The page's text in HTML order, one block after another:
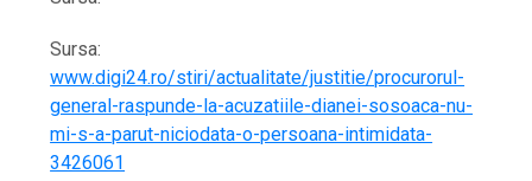
Sursa:
www.digi24.ro/stiri/actualitate/justitie/procurorul-
general-raspunde-la-acuzatiile-dianei-sosoaca-nu-
mi-s-a-parut-niciodata-o-persoana-intimidata-
3426061